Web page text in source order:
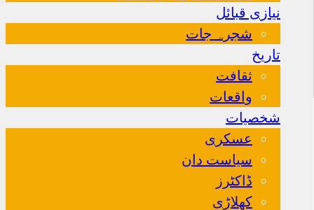
نیازی قبائل
شجرہ جات
تاریخ
ثقافت
واقعات
شخصیات
عسکری
سیاست دان
ڈاکٹرز
کھلاڑی